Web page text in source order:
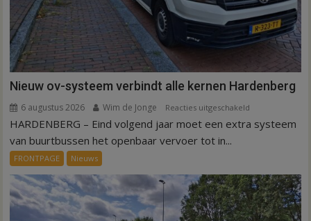
Nieuw ov-systeem verbindt alle kernen Hardenberg
6 augustus 2026 Wim de Jonge Reacties uitgeschakeld
Nieuw
alle
kernen
Hardenberg
HARDENBERG – Eind volgend jaar moet een extra systeem
van buurtbussen het openbaar vervoer tot in...
FRONTPAGE Nieuws